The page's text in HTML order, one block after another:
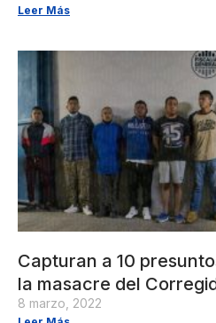
Leer Más
Capturan a 10
la masacre del
8 marzo, 2022